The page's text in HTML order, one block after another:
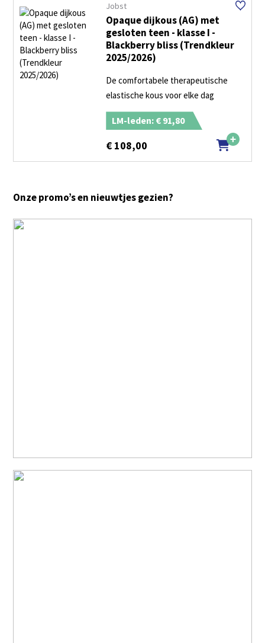
Jobst
Opaque dijkous (AG) met
gesloten teen - klasse I -
Blackberry bliss (Trendkleur
2025/2026)
De comfortabele therapeutische
elastische kous voor elke dag
LM-leden: € 91,80
€ 108,00
Onze promo’s en nieuwtjes gezien?